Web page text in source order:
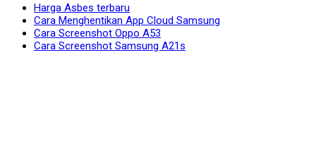
Harga Asbes terbaru
Cara Menghentikan App Cloud Samsung
Cara Screenshot Oppo A53
Cara Screenshot Samsung A21s